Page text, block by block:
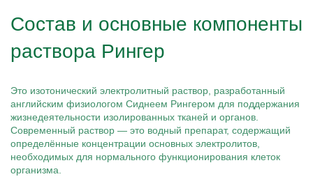
Состав и основные компоненты
раствора Рингер
Это изотонический электролитный раствор, разработанный
английским физиологом Сиднеем Рингером для поддержания
жизнедеятельности изолированных тканей и органов.
Современный раствор — это водный препарат, содержащий
определённые концентрации основных электролитов,
необходимых для нормального функционирования клеток
организма.